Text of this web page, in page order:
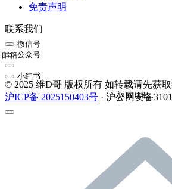
免责声明
联系我们
微信号
公众号
邮箱
小红书
© 2025 维D哥 版权所有 如转载请先获
沪ICP备 2025150403号 · 沪公网安备
返回顶部